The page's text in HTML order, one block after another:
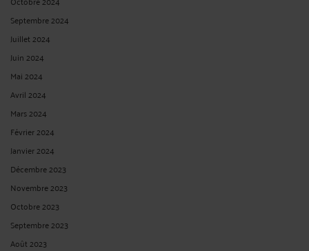
Septembre 2024
Juillet 2024
Juin 2024
Mai 2024
Avril 2024
Mars 2024
Février 2024
Janvier 2024
Décembre 2023
Novembre 2023
Octobre 2023
Septembre 2023
Août 2023